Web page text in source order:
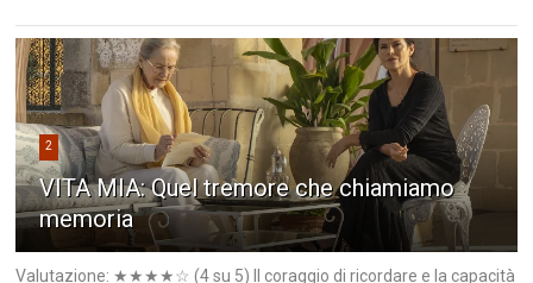
2
VITA MIA: Quel tremore che chiamiamo
memoria
Valutazione: ★★★★☆ (4 su 5) Il coraggio di ricordare e la capacità